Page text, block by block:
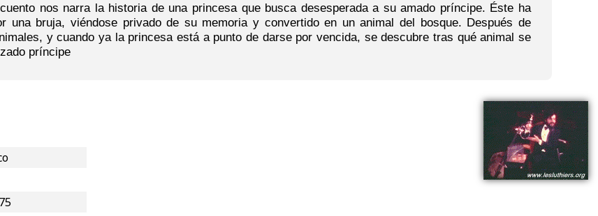
nos narra la historia de una princesa que busca desesperada a su amado príncipe. Éste ha
una bruja, viéndose privado de su memoria y convertido en un animal del bosque. Después de
y cuando ya la princesa está a punto de darse por vencida, se descubre tras qué animal se
príncipe